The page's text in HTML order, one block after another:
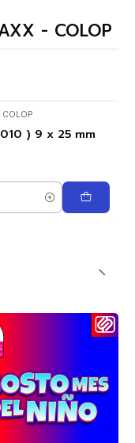
- COLOP
) 9 x 25 mm